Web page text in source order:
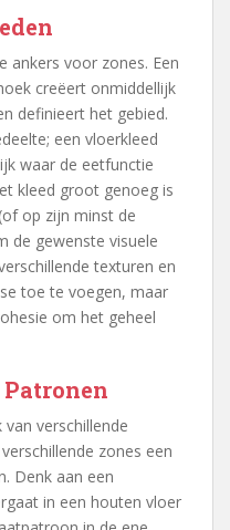
ankers voor zones. Een
creëert onmiddellijk
definieert het gebied.
een vloerkleed
waar de eetfunctie
kleed groot genoeg is
op zijn minst de
de gewenste visuele
texturen en
toe te voegen, maar
om het geheel
verschillende
zones een
Denk aan een
in een houten vloer